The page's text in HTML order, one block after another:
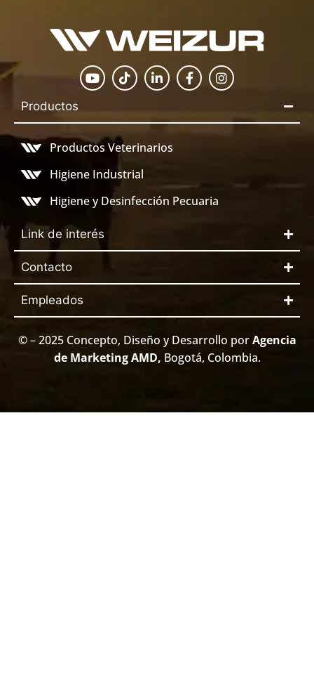
Productos
Productos Veterinarios
Higiene Industrial
Higiene y Desinfección Pecuaria
Link de interés
Contacto
Empleados
© – 2025 Concepto, Diseño y Desarrollo por Agencia
de Marketing AMD, Bogotá, Colombia.